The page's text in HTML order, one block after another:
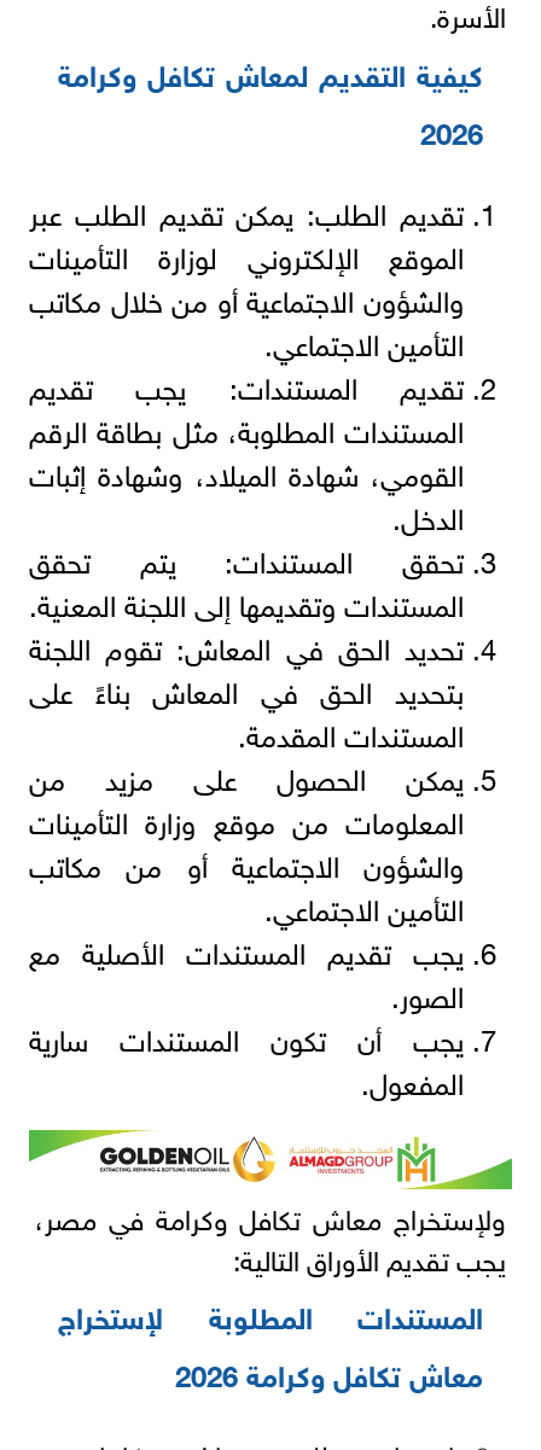
الأسرة.
كيفية التقديم لمعاش تكافل وكرامة
2026
تقديم الطلب: يمكن تقديم الطلب عبر
الموقع الإلكتروني لوزارة التأمينات
والشؤون الاجتماعية أو من خلال مكاتب
التأمين الاجتماعي.
تقديم المستندات: يجب تقديم
المستندات المطلوبة، مثل بطاقة الرقم
القومي، شهادة الميلاد، وشهادة إثبات
الدخل.
تحقق المستندات: يتم تحقق
المستندات وتقديمها إلى اللجنة المعنية.
تحديد الحق في المعاش: تقوم اللجنة
بتحديد الحق في المعاش بناءً على
المستندات المقدمة.
يمكن الحصول على مزيد من
المعلومات من موقع وزارة التأمينات
والشؤون الاجتماعية أو من مكاتب
التأمين الاجتماعي.
يجب تقديم المستندات الأصلية مع
الصور.
يجب أن تكون المستندات سارية
المفعول.
ولإستخراج معاش تكافل وكرامة في مصر،
يجب تقديم الأوراق التالية:
المستندات المطلوبة لإستخراج
معاش تكافل وكرامة 2026